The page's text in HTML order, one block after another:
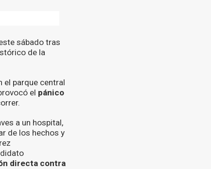
sábado tras
de la
el parque central
el pánico
a un hospital,
de los hechos y
directa contra